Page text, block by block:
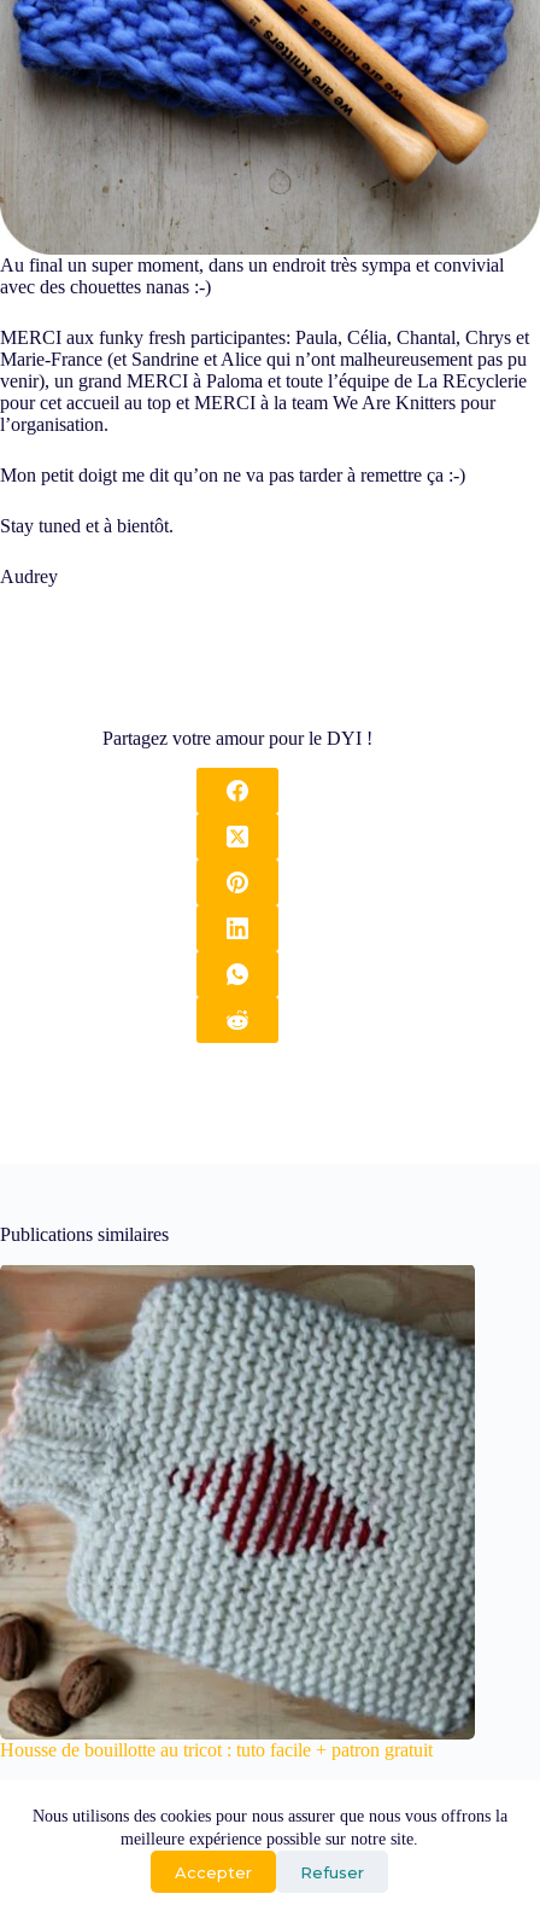
Nous utilisons des cookies pour nous assurer que nous vous offrons la
meilleure expérience possible sur notre site.
Accepter Refuser
Au final un super moment, dans un endroit très sympa et convivial
avec des chouettes nanas :-)
MERCI aux funky fresh participantes: Paula, Célia, Chantal, Chrys et
Marie-France (et Sandrine et Alice qui n’ont malheureusement pas pu
venir), un grand MERCI à Paloma et toute l’équipe de La REcyclerie
pour cet accueil au top et MERCI à la team We Are Knitters pour
l’organisation.
Mon petit doigt me dit qu’on ne va pas tarder à remettre ça :-)
Stay tuned et à bientôt.
Audrey
Partagez votre amour pour le DYI !
Publications similaires
Housse de bouillotte au tricot : tuto facile + patron gratuit